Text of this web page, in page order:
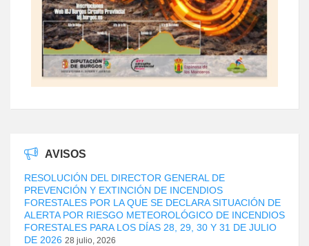
AVISOS
RESOLUCIÓN DEL DIRECTOR GENERAL DE
PREVENCIÓN Y EXTINCIÓN DE INCENDIOS
FORESTALES POR LA QUE SE DECLARA SITUACIÓN DE
ALERTA POR RIESGO METEOROLÓGICO DE INCENDIOS
FORESTALES PARA LOS DÍAS 28, 29, 30 Y 31 DE JULIO
DE 2026 28 julio, 2026